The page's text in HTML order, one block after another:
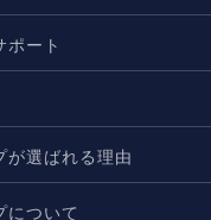
ポート
が選ばれる理由
について